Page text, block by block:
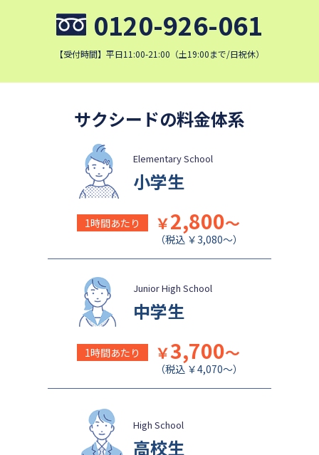
国府台女子学院中学部
埼玉栄中学校
城北埼玉中学校
日本大学中学校
麗澤中学校
同志社香里中学校
星野学園中学校
昭和学院中学校
東京女学館中学校
目黒日本大学中学校
関東学院中学校
帝塚山学院中学校
成蹊中学校
清泉女学院中学校
横浜国立大学教育学部附属横
実践女子学園中学校
成城学園中学校
日本大学豊山中学校
日本女子大学附属中学校
公文国際学園中等部
0120-926-061
【受付時間】平日11:00-21:00（土19:00まで/日祝休）
サクシードの料金体系
Elementary School
小学生
1時間あたり ￥2,800～
（税込 ￥3,080～）
Junior High School
中学生
1時間あたり ￥3,700～
（税込 ￥4,070～）
High School
高校生